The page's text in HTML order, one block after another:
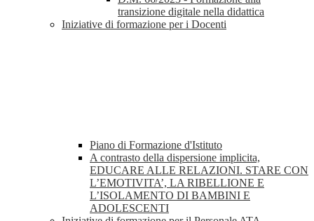
transizione digitale nella didattica
Iniziative di formazione per i Docenti
Piano di Formazione d'Istituto
A contrasto della dispersione implicita,
EDUCARE ALLE RELAZIONI. STARE CON
L’EMOTIVITA’, LA RIBELLIONE E
L’ISOLAMENTO DI BAMBINI E
ADOLESCENTI